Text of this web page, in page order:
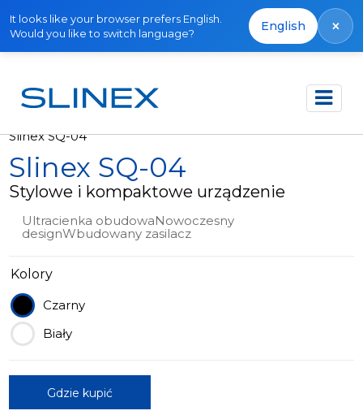
It looks like your browser prefers English.
Would you like to switch language?
English ×
Strona główna Produkty
Slinex SQ-04
Slinex SQ-04
Stylowe i kompaktowe urządzenie
Ultracienka obudowaNowoczesny
designWbudowany zasilacz
Kolory
Czarny
Biały
Gdzie kupić